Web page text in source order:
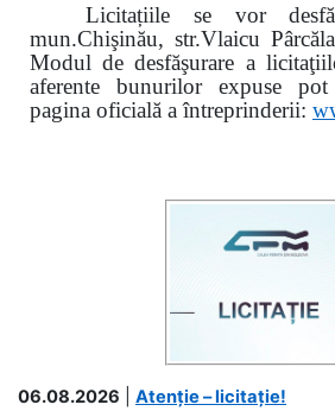
Licitațiile se vor
mun.Chişinău, str.Vlaicu
Modul de desfăşurare a
aferente bunurilor expuse
pagina oficială a întreprinderii:
06.08.2026
Atenție – licitație!